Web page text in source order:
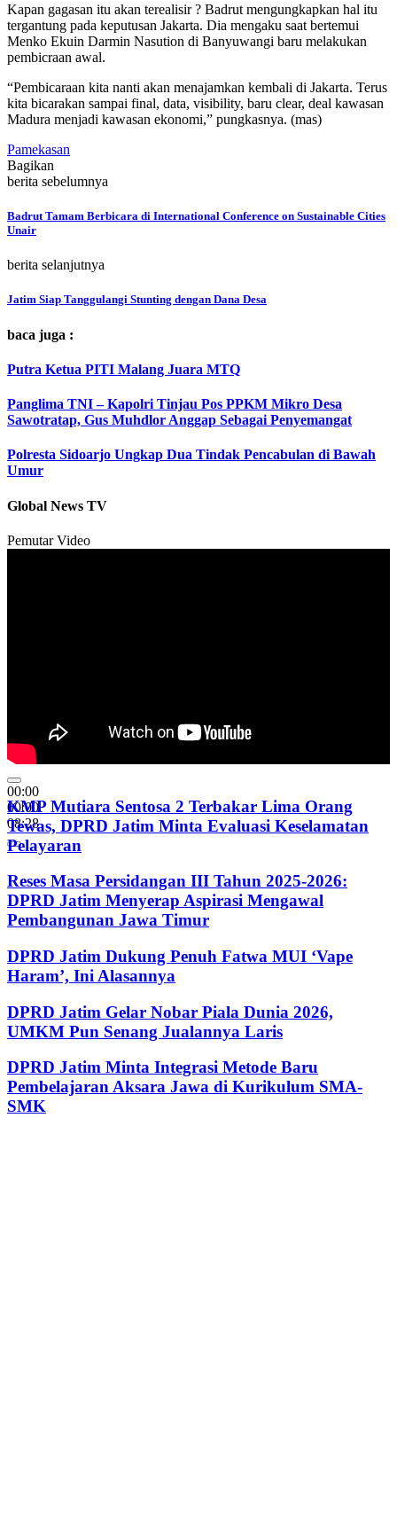
Kapan gagasan itu akan terealisir ? Badrut mengungkapkan hal itu
tergantung pada keputusan Jakarta. Dia mengaku saat bertemui
Menko Ekuin Darmin Nasution di Banyuwangi baru melakukan
pembicraan awal.
“Pembicaraan kita nanti akan menajamkan kembali di Jakarta. Terus
kita bicarakan sampai final, data, visibility, baru clear, deal kawasan
Madura menjadi kawasan ekonomi,” pungkasnya. (mas)
Pamekasan
Bagikan
berita sebelumnya
Badrut Tamam Berbicara di International Conference on Sustainable Cities
Unair
berita selanjutnya
Jatim Siap Tanggulangi Stunting dengan Dana Desa
baca juga :
Putra Ketua PITI Malang Juara MTQ
Panglima TNI – Kapolri Tinjau Pos PPKM Mikro Desa
Sawotratap, Gus Muhdlor Anggap Sebagai Penyemangat
Polresta Sidoarjo Ungkap Dua Tindak Pencabulan di Bawah
Umur
Global News TV
Pemutar Video
00:00
00:00
08:28
KMP Mutiara Sentosa 2 Terbakar Lima Orang
Tewas, DPRD Jatim Minta Evaluasi Keselamatan
Pelayaran
Reses Masa Persidangan III Tahun 2025-2026:
DPRD Jatim Menyerap Aspirasi Mengawal
Pembangunan Jawa Timur
DPRD Jatim Dukung Penuh Fatwa MUI ‘Vape
Haram’, Ini Alasannya
DPRD Jatim Gelar Nobar Piala Dunia 2026,
UMKM Pun Senang Jualannya Laris
DPRD Jatim Minta Integrasi Metode Baru
Pembelajaran Aksara Jawa di Kurikulum SMA-
SMK